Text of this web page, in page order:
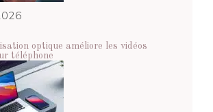
optique améliore les vidéos
téléphone